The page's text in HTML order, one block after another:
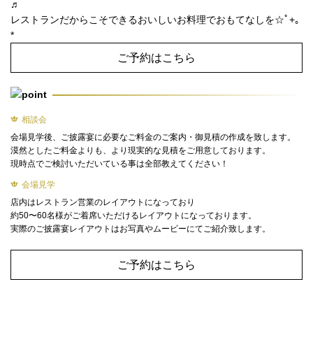
♬
レストランだからこそできるおいしいお料理でおもてなしを☆ﾟ+｡
*
ご予約はこちら
相談会
会場見学後、ご披露宴に必要なご料金のご案内・御見積の作成を致します。
漠然としたご料金よりも、より現実的な見積をご用意しております。
現時点でご検討いただいている事は全部教えてください！
会場見学
店内はレストラン営業のレイアウトになっており
約50〜60名様がご着席いただけるレイアウトになっております。
実際のご披露宴レイアウトはお写真やムービーにてご紹介致します。
ご予約はこちら